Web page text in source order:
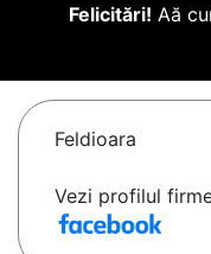
Felicitări! Aă
Feldioara
Vezi profilul